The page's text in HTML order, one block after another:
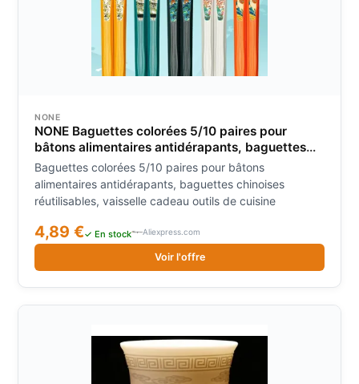
NONE
NONE Baguettes colorées 5/10 paires pour
bâtons alimentaires antidérapants, baguettes
chinoises réutilisables, vaisselle cadeau outils
de cuisine
Baguettes colorées 5/10 paires pour bâtons
alimentaires antidérapants, baguettes chinoises
réutilisables, vaisselle cadeau outils de cuisine
4,89 €✓ En stock Aliexpress.com
Voir l'offre